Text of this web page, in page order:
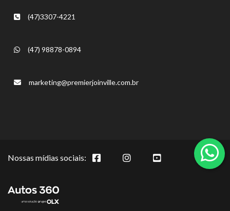
(47)3307-4221
(47) 98878-0894
marketing@premierjoinville.com.br
Nossas mídias sociais: